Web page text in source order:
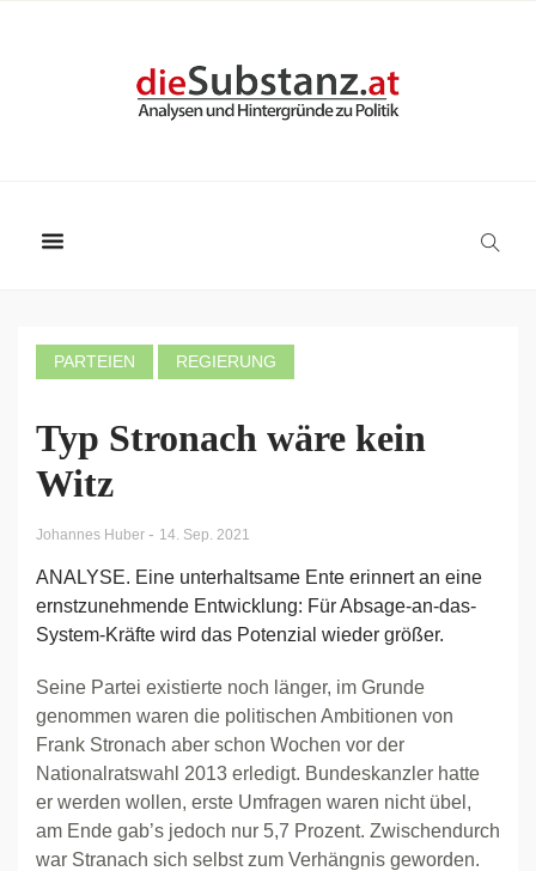
PARTEIEN REGIERUNG
Typ Stronach wäre kein
Witz
Johannes Huber - 14. Sep. 2021
ANALYSE. Eine unterhaltsame Ente erinnert an eine
ernstzunehmende Entwicklung: Für Absage-an-das-
System-Kräfte wird das Potenzial wieder größer.
Seine Partei existierte noch länger, im Grunde
genommen waren die politischen Ambitionen von
Frank Stronach aber schon Wochen vor der
Nationalratswahl 2013 erledigt. Bundeskanzler hatte
er werden wollen, erste Umfragen waren nicht übel,
am Ende gab’s jedoch nur 5,7 Prozent. Zwischendurch
war Stranach sich selbst zum Verhängnis geworden.